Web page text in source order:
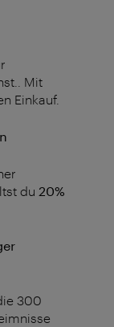
Mit
Einkauf.
du 20%
300